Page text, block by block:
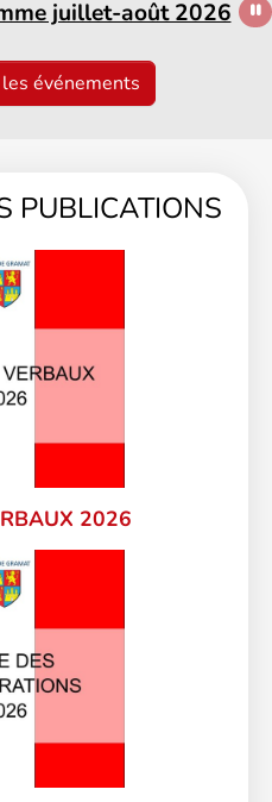
juillet-août 2026
événements
PUBLICATIONS
2026